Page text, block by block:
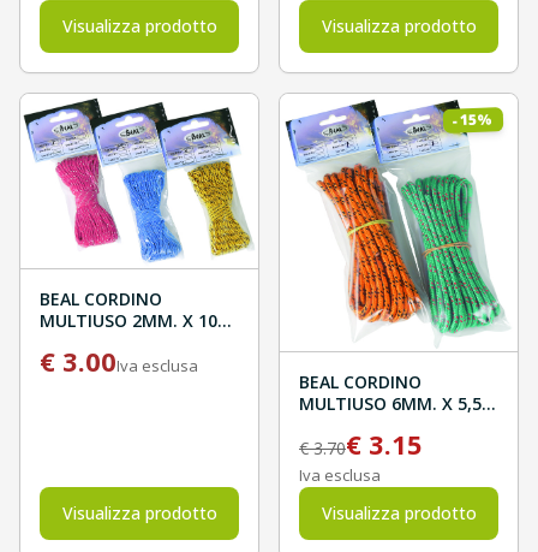
Visualizza prodotto Visualizza prodotto
BEAL CORDINO
MULTIUSO 2MM. X 10M
€ 3.00Iva esclusa
Visualizza prodotto
-15%
BEAL CORDINO
MULTIUSO 6MM. X 5,5M
€3.70€ 3.15
Iva esclusa
Visualizza prodotto